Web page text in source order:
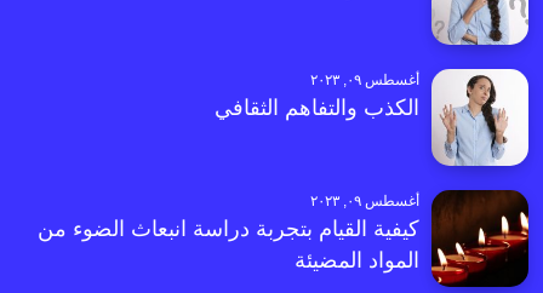
أغسطس ٠٩, ٢٠٢٣
الكذب والتفاهم الثقافي
أغسطس ٠٩, ٢٠٢٣
كيفية القيام بتجربة دراسة انبعاث الضوء من
المواد المضيئة